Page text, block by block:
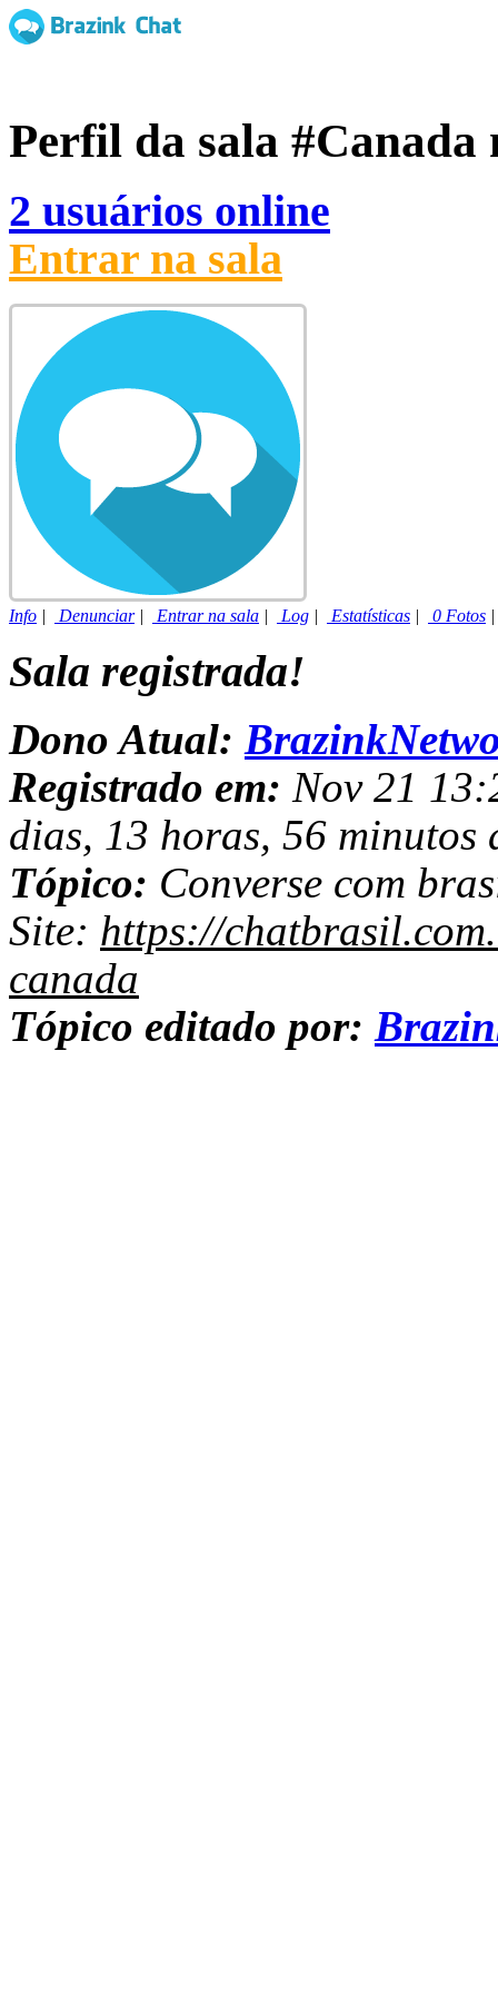
Perfil da sala #Canada
2 usuários online
Entrar na sala
Info | Denunciar| Entrar na sala | Log | Estatísticas | 0 Fotos
Sala registrada!
Dono Atual:
Registrado em: Nov 21
dias, 13 horas, 56 minutos
Tópico: Converse com
Site: https://
canada
Tópico editado por: